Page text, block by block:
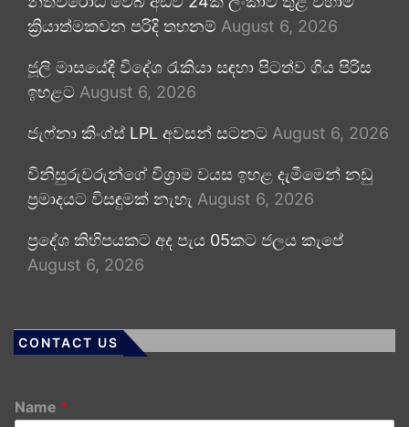
ක්‍රියාත්මකවන පරිදි තහනම් August 6, 2026
ජූලි මාසයේදී විදේශ රැකියා සඳහා පිටත්ව ගිය පිරිස
ඉහළට August 6, 2026
ජැෆ්නා කිංග්ස් LPL අවසන් සටනට August 6, 2026
විනිසුරුවරුන්ගේ විශ්‍රාම වයස ඉහළ දැමීමෙන් නඩු
ප්‍රමාදයට විසඳුමක් නැහැ August 6, 2026
ප්‍රදේශ කිහිපයකට අද පැය 05කට ජලය කැපේ
August 6, 2026
CONTACT US
Name *